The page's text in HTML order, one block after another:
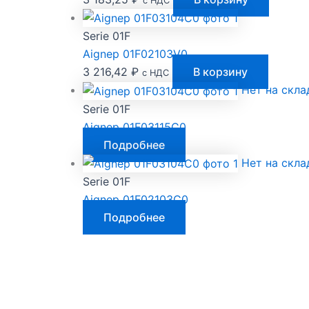
Serie 01F
Aignep 01F02103V0
3 216,42 ₽ с НДС
В корзину
Нет на
Serie 01F
Aignep 01F03115C0
Подробнее
Нет на
Serie 01F
Aignep 01F02103C0
Подробнее